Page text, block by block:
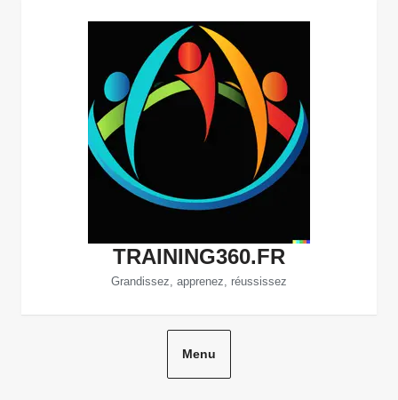
TRAINING360.FR
Grandissez, apprenez, réussissez
Menu